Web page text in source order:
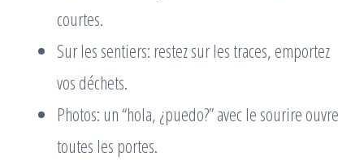
courtes.
Sur les sentiers: restez sur les traces, emportez
vos déchets.
Photos: un “hola, ¿puedo?” avec le sourire ouvre
toutes les portes.